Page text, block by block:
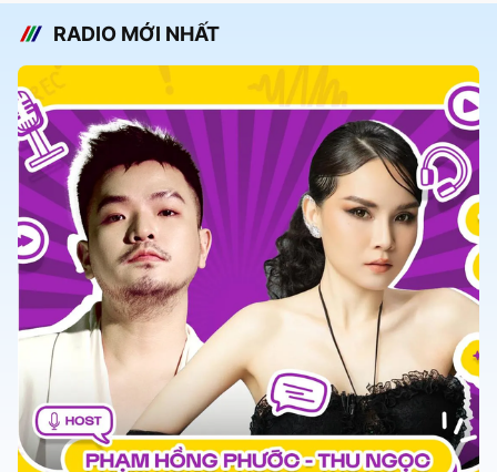
RADIO MỚI NHẤT